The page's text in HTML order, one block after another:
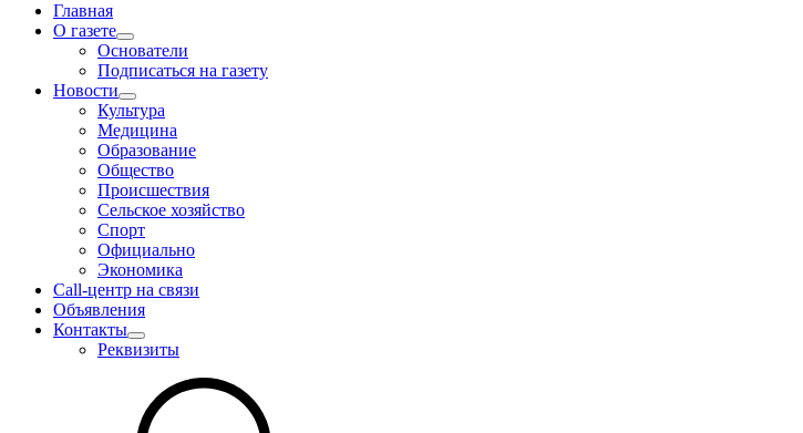
Главная
О газете
Основатели
Подписаться на газету
Новости
Культура
Медицина
Образование
Общество
Происшествия
Сельское хозяйство
Спорт
Официально
Экономика
Call-центр на связи
Объявления
Контакты
Реквизиты